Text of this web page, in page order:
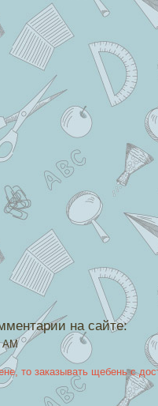
на сайте:
AM
то заказывать щебень с